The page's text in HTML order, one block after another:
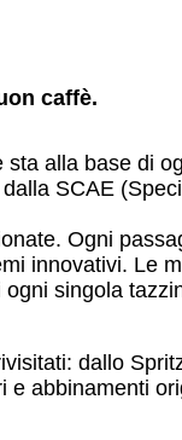
caffè.
sta alla base di
SCAE
Ogni
innovativi. Le
singola
dallo
e abbinamenti